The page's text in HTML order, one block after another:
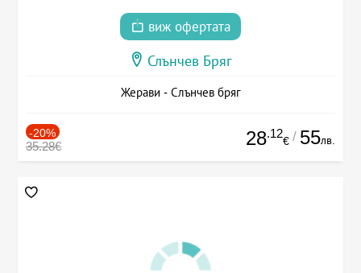
виж офертата
Слънчев Бряг
Жерави - Слънчев бряг
-20%
35.28€ 28.12
€ / 55лв.